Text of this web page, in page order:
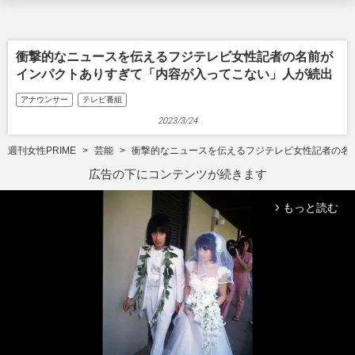
衝撃的なニュースを伝えるフジテレビ女性記者の名前が
インパクトありすぎて「内容が入ってこない」人が続出
アナウンサー テレビ番組
2023/3/24
週刊女性PRIME 芸能 衝撃的なニュースを伝えるフジテレビ女性記者の
広告の下にコンテンツが続きます
arrow_forward_ios もっと読む